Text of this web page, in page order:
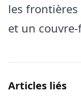
les
et un
Articles liés